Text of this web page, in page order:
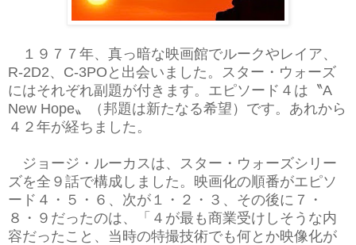
１９７７年、真っ暗な映画館でルークやレイア、
R-2D2、C-3POと出会いました。スター・ウォーズ
にはそれぞれ副題が付きます。エピソード４は〝A
New Hope〟（邦題は新たなる希望）です。あれから
４２年が経ちました。
ジョージ・ルーカスは、スター・ウォーズシリー
ズを全９話で構成しました。映画化の順番がエピソ
ード４・５・６、次が１・２・３、その後に７・
８・９だったのは、「４が最も商業受けしそうな内
容だったこと、当時の特撮技術でも何とか映像化が